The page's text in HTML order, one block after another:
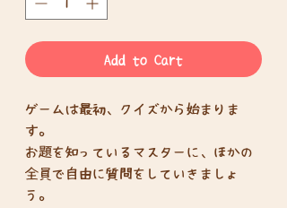
Add to Cart
ゲームは最初、クイズから始まりま
す。
お題を知っているマスターに、ほかの
全員で自由に質問をしていきましょ
う。